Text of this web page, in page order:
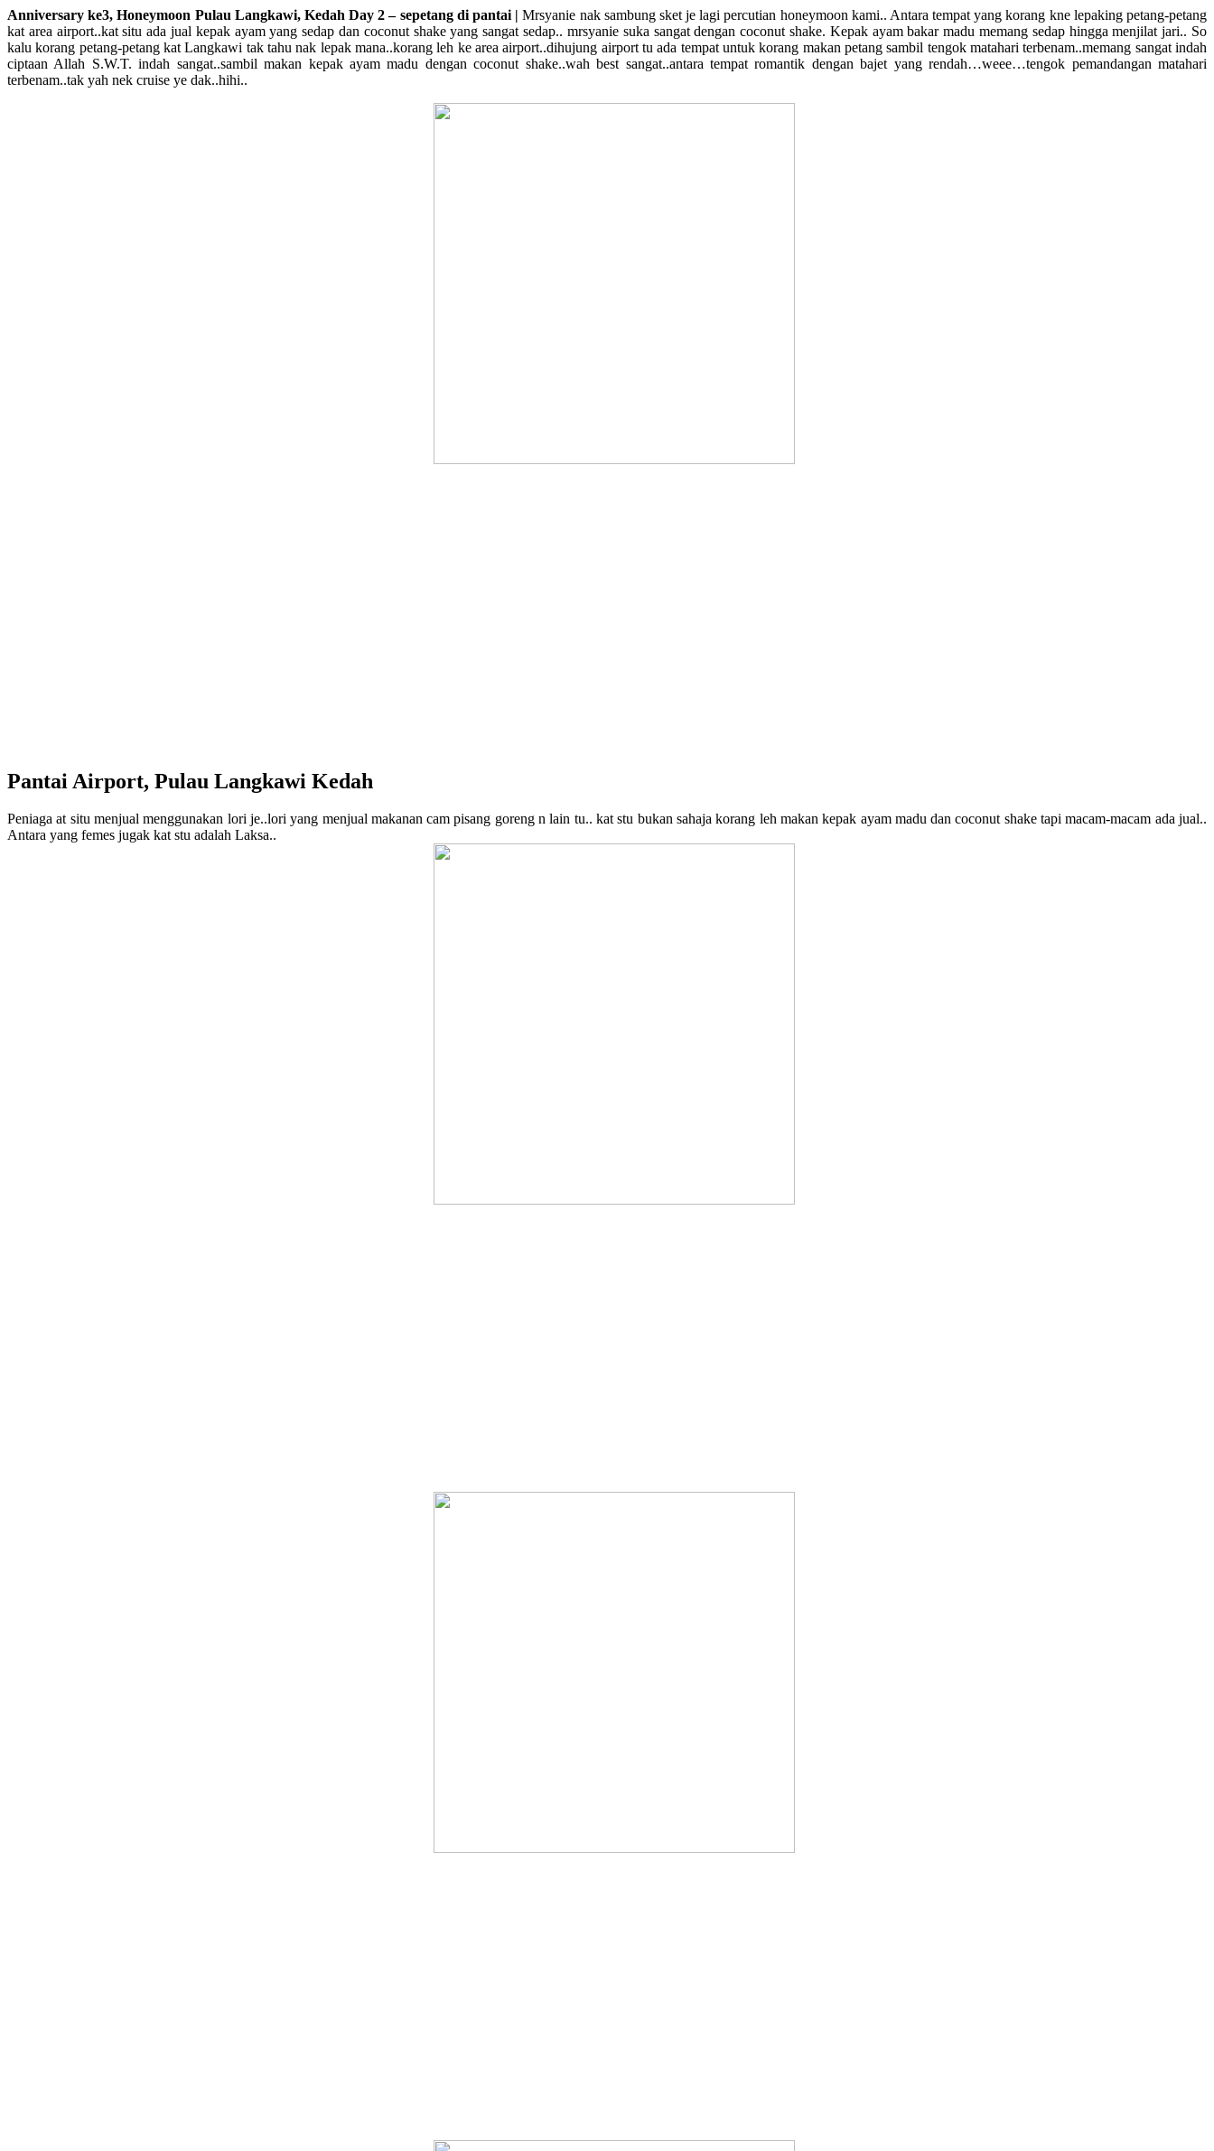
Anniversary ke3, Honeymoon Pulau Langkawi, Kedah Day 2 – sepetang di pantai | Mrsyanie nak sambung sket je lagi percutian honeymoon kami.. Antara tempat yang korang kne lepaking petang-petang
kat area airport..kat situ ada jual kepak ayam yang sedap dan coconut shake yang sangat sedap.. mrsyanie suka sangat dengan coconut shake. Kepak ayam bakar madu memang sedap hingga menjilat jari.. So
kalu korang petang-petang kat Langkawi tak tahu nak lepak mana..korang leh ke area airport..dihujung airport tu ada tempat untuk korang makan petang sambil tengok matahari terbenam..memang sangat indah
ciptaan Allah S.W.T. indah sangat..sambil makan kepak ayam madu dengan coconut shake..wah best sangat..antara tempat romantik dengan bajet yang rendah…weee…tengok pemandangan matahari
terbenam..tak yah nek cruise ye dak..hihi..
Pantai Airport, Pulau Langkawi Kedah
Peniaga at situ menjual menggunakan lori je..lori yang menjual makanan cam pisang goreng n lain tu.. kat stu bukan sahaja korang leh makan kepak ayam madu dan coconut shake tapi macam-macam ada jual..
Antara yang femes jugak kat stu adalah Laksa..